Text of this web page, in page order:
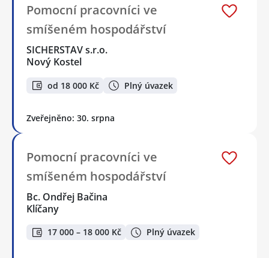
Pomocní pracovníci ve
smíšeném hospodářství
SICHERSTAV s.r.o.
Nový Kostel
od 18 000 Kč Plný úvazek
Zveřejněno: 30. srpna
Pomocní pracovníci ve
smíšeném hospodářství
Bc. Ondřej Bačina
Klíčany
17 000 – 18 000 Kč Plný úvazek